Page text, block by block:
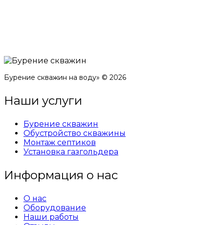
Бурение скважин на воду» © 2026
Наши услуги
Бурение скважин
Обустройство скважины
Монтаж септиков
Установка газгольдера
Информация о нас
О нас
Оборудование
Наши работы